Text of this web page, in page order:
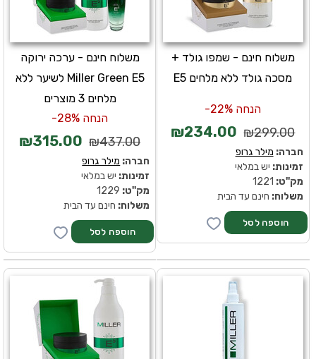
משלוח חינם - ערכה ירוקה
Miller Green E5 לשיער ללא
מלחים 3 מוצרים
הנחה 28%-
₪437.00
₪315.00
חברה: מילר גרופ
זמינות: יש במלאי
מק''ט:
משלוח: חינם עד הבית
משלוח חינם - שמפו גולד +
מסכה גולד ללא מלחים E5
הנחה 22%-
₪299.00
₪234.00
חברה: מילר גרופ
זמינות: יש במלאי
מק''ט:
משלוח: חינם עד הבית